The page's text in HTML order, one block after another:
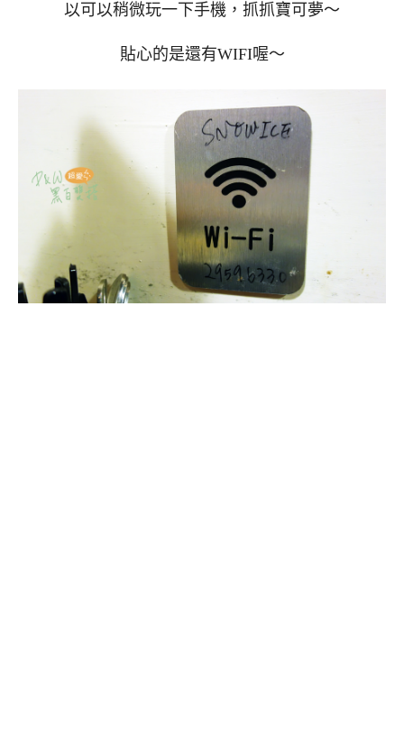
以可以稍微玩一下手機，抓抓寶可夢～
貼心的是還有WIFI喔～